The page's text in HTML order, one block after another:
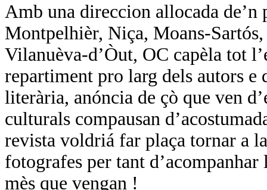
Amb una direccion allocada
Montpelhièr, Niça, Moans-
Vilanuèva-d’Òut, OC capèla tot
repartiment pro larg dels autors e
literària, anóncia de çò que ven
culturals compausan
revista voldriá far plaça tornar a
fotografes per tant
mès que vengan !